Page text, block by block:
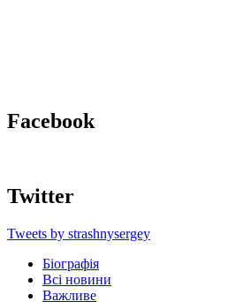
Facebook
Twitter
Tweets by strashnysergey
Біографія
Всі новини
Важливе